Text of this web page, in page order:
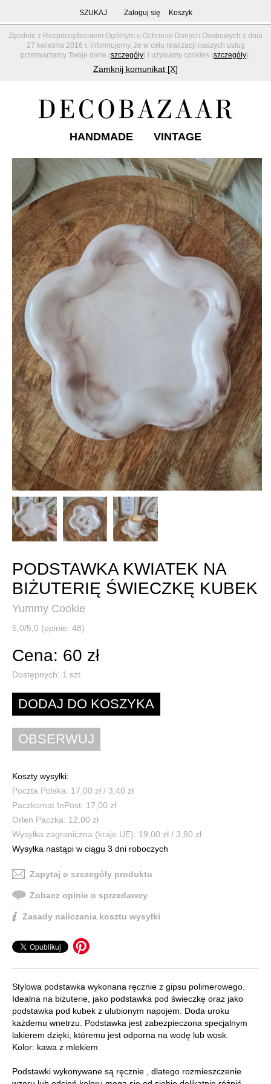
Zgodnie z Rozporządzeniem Ogólnym o Ochronie Danych Osobowych z dnia
27 kwietnia 2016 r. informujemy, że w celu realizacji naszych usług
przetwarzamy Twoje dane (szczegóły) i używamy cookies (szczegóły).
Zamknij komunikat [X]
SZUKAJ Zaloguj się Koszyk
HANDMADE VINTAGE
PODSTAWKA KWIATEK NA
BIŻUTERIĘ ŚWIECZKĘ KUBEK
Yummy Cookie
5,0/5,0 (opinie: 48)
Cena: 60 zł
Dostępnych: 1 szt.
Koszty wysyłki:
Poczta Polska: 17,00 zł / 3,40 zł
Paczkomat InPost: 17,00 zł
Orlen Paczka: 12,00 zł
Wysyłka zagraniczna (kraje UE): 19,00 zł / 3,80 zł
Wysyłka nastąpi w ciągu 3 dni roboczych
Zapytaj o szczegóły produktu
Zobacz opinie o sprzedawcy
Zasady naliczania kosztu wysyłki
Stylowa podstawka wykonana ręcznie z gipsu polimerowego.
Idealna na biżuterie, jako podstawka pod świeczkę oraz jako
podstawka pod kubek z ulubionym napojem. Doda uroku
każdemu wnetrzu. Podstawka jest zabezpieczona specjalnym
lakierem dzięki, któremu jest odporna na wodę lub wosk.
Kolor: kawa z mlekiem
Podstawki wykonywane są ręcznie , dlatego rozmieszczenie